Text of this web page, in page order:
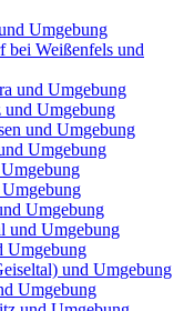
Umgebung
Weißenfels und
und Umgebung
Umgebung
und Umgebung
Umgebung
Umgebung
und Umgebung
Umgebung
und Umgebung
Umgebung